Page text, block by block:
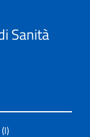
Sanità